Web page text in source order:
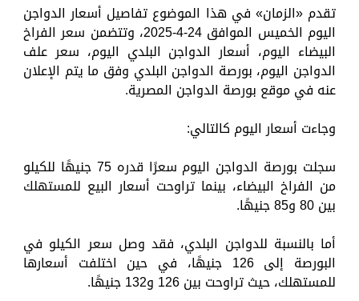
تقدم «الزمان» في هذا الموضوع تفاصيل أسعار الدواجن
اليوم الخميس الموافق 24-4-2025، وتتضمن سعر الفراخ
البيضاء اليوم، أسعار الدواجن البلدي اليوم، سعر علف
الدواجن اليوم، بورصة الدواجن البلدي وفق ما يتم الإعلان
عنه في موقع بورصة الدواجن المصرية.
وجاءت أسعار اليوم كالتالي:
سجلت بورصة الدواجن اليوم سعرًا قدره 75 جنيهًا للكيلو
من الفراخ البيضاء، بينما تراوحت أسعار البيع للمستهلك
بين 80 و85 جنيهًا.
أما بالنسبة للدواجن البلدي، فقد وصل سعر الكيلو في
البورصة إلى 126 جنيهًا، في حين اختلفت أسعارها
للمستهلك، حيث تراوحت بين 126 و132 جنيهًا.